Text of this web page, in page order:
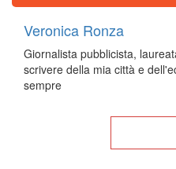
Veronica Ronza
Giornalista pubblicista,
scrivere della mia città e
sempre